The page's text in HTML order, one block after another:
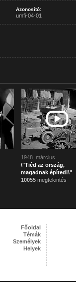
Azonosító:
umfi-04-01
1948. március
\"Tiéd az ország,
magadnak építed!\"
10055 megtekintés
Főoldal
Témák
Személyek
Helyek